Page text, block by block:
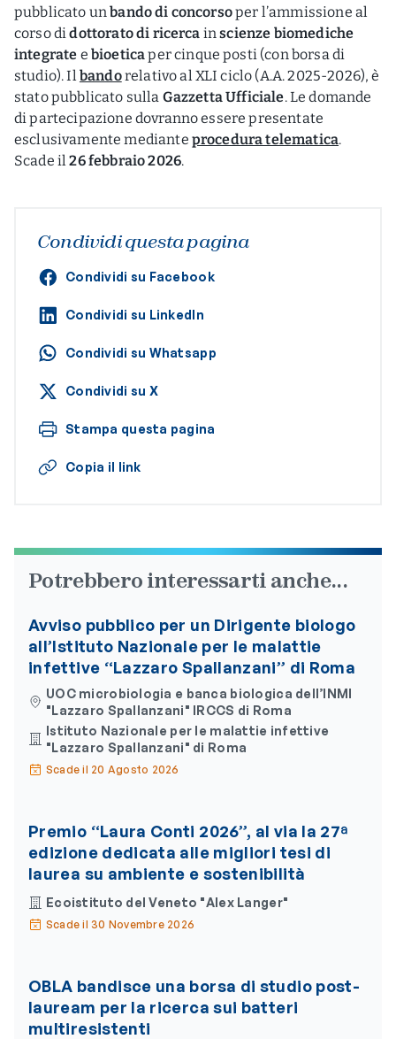
pubblicato unbando di concorsoper l’ammissione al
corso didottorato di ricerca inscienze biomediche
integrate e bioeticaper cinque posti (con borsa di
studio). Ilbandorelativo al XLI ciclo (A.A. 2025-2026), è
stato pubblicato sulla Gazzetta Ufficiale. Le domande
di partecipazione dovranno essere presentate
esclusivamente mediante procedura telematica.
Scade il26 febbraio 2026.
Condividi questa pagina
Condividi su Facebook
Condividi su LinkedIn
Condividi su Whatsapp
Condividi su X
Stampa questa pagina
Copia il link
Potrebbero interessarti anche...
Avviso pubblico per un Dirigente biologo
all’Istituto Nazionale per le malattie
infettive “Lazzaro Spallanzani” di Roma
UOC microbiologia e banca biologica dell’INMI
"Lazzaro Spallanzani" IRCCS di Roma
Istituto Nazionale per le malattie infettive
"Lazzaro Spallanzani" di Roma
Scade il 20 Agosto 2026
Premio “Laura Conti 2026”, al via la 27ª
edizione dedicata alle migliori tesi di
laurea su ambiente e sostenibilità
Ecoistituto del Veneto "Alex Langer"
Scade il 30 Novembre 2026
OBLA bandisce una borsa di studio post-
lauream per la ricerca sui batteri
multiresistenti